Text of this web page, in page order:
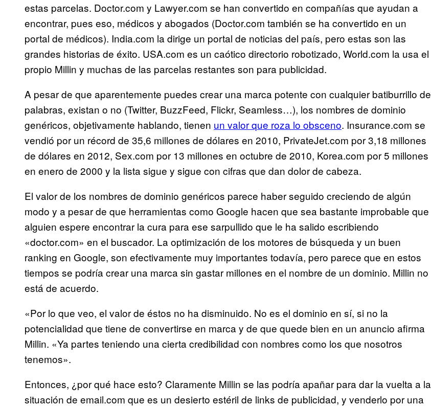
estas parcelas. Doctor.com y Lawyer.com se han convertido en compañías que ayudan a
encontrar, pues eso, médicos y abogados (Doctor.com también se ha convertido en un
portal de médicos). India.com la dirige un portal de noticias del país, pero estas son las
grandes historias de éxito. USA.com es un caótico directorio robotizado, World.com la usa el
propio Millin y muchas de las parcelas restantes son para publicidad.
A pesar de que aparentemente puedes crear una marca potente con cualquier batiburrillo de
palabras, existan o no (Twitter, BuzzFeed, Flickr, Seamless…), los nombres de dominio
genéricos, objetivamente hablando, tienen un valor que roza lo obsceno. Insurance.com se
vendió por un récord de 35,6 millones de dólares en 2010, PrivateJet.com por 3,18 millones
de dólares en 2012, Sex.com por 13 millones en octubre de 2010, Korea.com por 5 millones
en enero de 2000 y la lista sigue y sigue con cifras que dan dolor de cabeza.
El valor de los nombres de dominio genéricos parece haber seguido creciendo de algún
modo y a pesar de que herramientas como Google hacen que sea bastante improbable que
alguien espere encontrar la cura para ese sarpullido que le ha salido escribiendo
«doctor.com» en el buscador. La optimización de los motores de búsqueda y un buen
ranking en Google, son efectivamente muy importantes todavía, pero parece que en estos
tiempos se podría crear una marca sin gastar millones en el nombre de un dominio. Millin no
está de acuerdo.
«Por lo que veo, el valor de éstos no ha disminuido. No es el dominio en sí, si no la
potencialidad que tiene de convertirse en marca y de que quede bien en un anuncio afirma
Millin. «Ya partes teniendo una cierta credibilidad con nombres como los que nosotros
tenemos».
Entonces, ¿por qué hace esto? Claramente Millin se las podría apañar para dar la vuelta a la
situación de email.com que es un desierto estéril de links de publicidad, y venderlo por una